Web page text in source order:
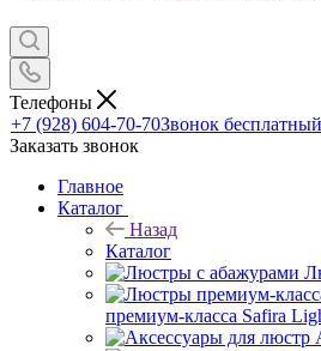
Телефоны
+7 (928) 604-70-70Звонок бесплатный
Заказать звонок
Главное
Каталог
Назад
Каталог
премиум-класса Safira